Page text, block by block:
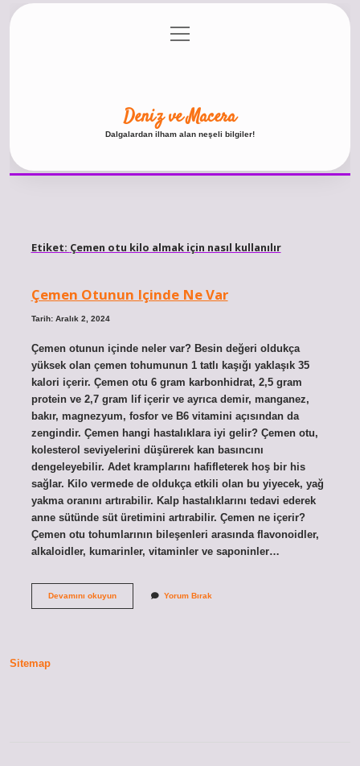
Gizlilik Politikası
menüyü
aç
Deniz ve Macera
Dalgalardan ilham alan neşeli bilgiler!
Etiket: Çemen otu kilo almak için nasıl kullanılır
Çemen Otunun Içinde Ne Var
Tarih: Aralık 2, 2024
Çemen otunun içinde neler var? Besin değeri oldukça
yüksek olan çemen tohumunun 1 tatlı kaşığı yaklaşık 35
kalori içerir. Çemen otu 6 gram karbonhidrat, 2,5 gram
protein ve 2,7 gram lif içerir ve ayrıca demir, manganez,
bakır, magnezyum, fosfor ve B6 vitamini açısından da
zengindir. Çemen hangi hastalıklara iyi gelir? Çemen otu,
kolesterol seviyelerini düşürerek kan basıncını
dengeleyebilir. Adet kramplarını hafifleterek hoş bir his
sağlar. Kilo vermede de oldukça etkili olan bu yiyecek, yağ
yakma oranını artırabilir. Kalp hastalıklarını tedavi ederek
anne sütünde süt üretimini artırabilir. Çemen ne içerir?
Çemen otu tohumlarının bileşenleri arasında flavonoidler,
alkaloidler, kumarinler, vitaminler ve saponinler…
Devamını okuyunÇemen
Yorum Bırak
Sitemap